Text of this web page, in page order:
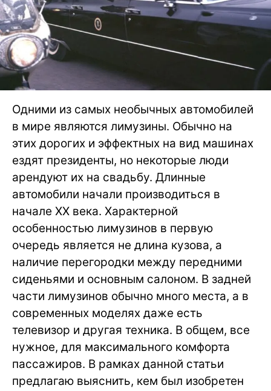
Одними из самых необычных автомобилей
в мире являются лимузины. Обычно на
этих дорогих и эффектных на вид машинах
ездят президенты, но некоторые люди
арендуют их на свадьбу. Длинные
автомобили начали производиться в
начале XX века. Характерной
особенностью лимузинов в первую
очередь является не длина кузова, а
наличие перегородки между передними
сиденьями и основным салоном. В задней
части лимузинов обычно много места, а в
современных моделях даже есть
телевизор и другая техника. В общем, все
нужное, для максимального комфорта
пассажиров. В рамках данной статьи
предлагаю выяснить, кем был изобретен